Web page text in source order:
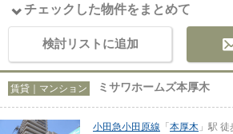
チェックした物件をまとめて
検討リストに追加
賃貸｜マンション ミサワホームズ本厚木
小田急小田原線 「本厚木 」駅